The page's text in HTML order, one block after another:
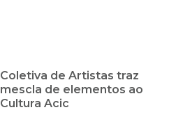
Coletiva de Artistas traz
mescla de elementos ao
Cultura Acic